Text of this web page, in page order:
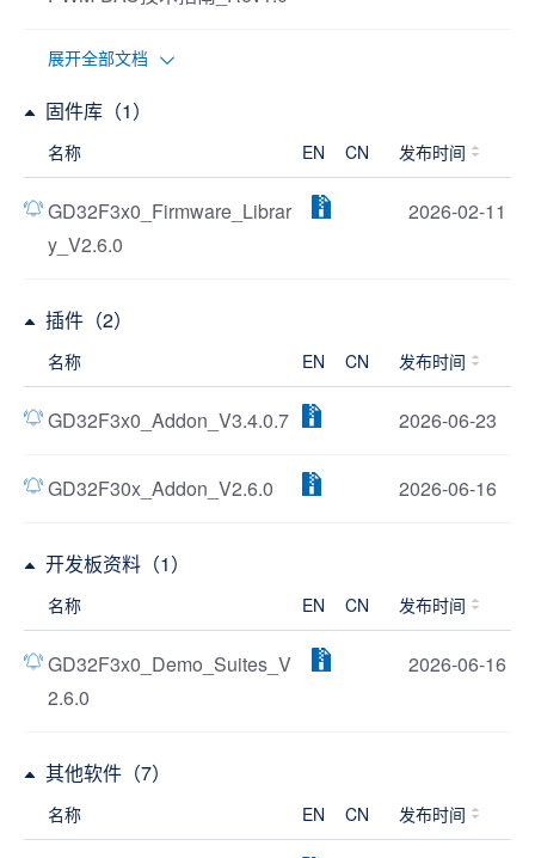
展开全部文档
固件库（1）
名称 EN CN 发布时间
GD32F3x0_Firmware_Librar
y_V2.6.0
2026-02-11
插件（2）
名称 EN CN 发布时间
GD32F3x0_Addon_V3.4.0.7 2026-06-23
GD32F30x_Addon_V2.6.0 2026-06-16
开发板资料（1）
名称 EN CN 发布时间
GD32F3x0_Demo_Suites_V
2.6.0
2026-06-16
其他软件（7）
名称 EN CN 发布时间